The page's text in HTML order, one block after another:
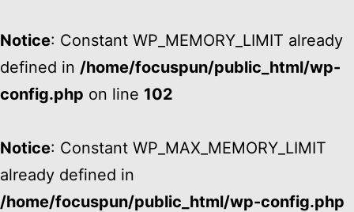
Notice: Constant WP_MEMORY_LIMIT already
defined in /home/focuspun/public_html/wp-
config.php on line 102
Notice: Constant WP_MAX_MEMORY_LIMIT
already defined in
/home/focuspun/public_html/wp-config.php